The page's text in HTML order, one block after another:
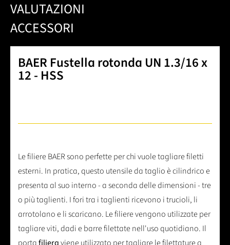
VALUTAZIONI
ACCESSORI
BAER Fustella rotonda UN 1.3/16 x
12 - HSS
Le filiere BAER sono perfette per chi vuole tagliare filetti
esterni. In pratica, questo utensile da taglio è cilindrico e
presenta al suo interno - a seconda delle dimensioni - tre
o più taglienti. I fori tra i taglienti ricevono i trucioli, li
arrotolano e li scaricano. Le filiere vengono utilizzate per
tagliare viti, dadi e barre filettate nell'uso quotidiano. Il